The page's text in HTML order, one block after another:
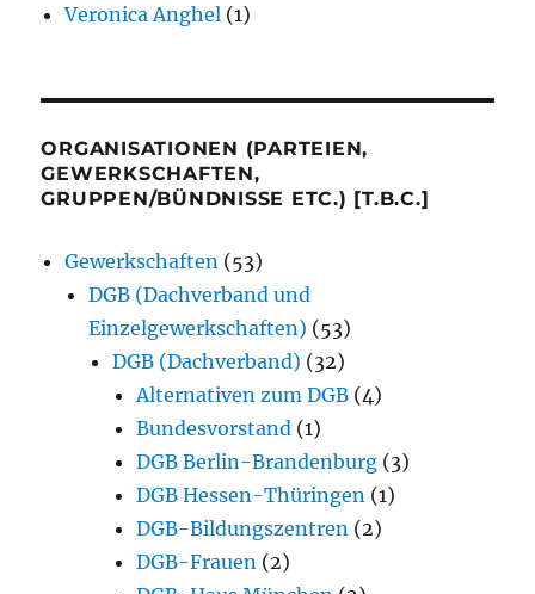
Veronica Anghel (1)
ORGANISATIONEN (PARTEIEN,
GEWERKSCHAFTEN,
GRUPPEN/BÜNDNISSE ETC.) [T.B.C.]
Gewerkschaften (53)
DGB (Dachverband und
Einzelgewerkschaften) (53)
DGB (Dachverband) (32)
Alternativen zum DGB (4)
Bundesvorstand (1)
DGB Berlin-Brandenburg (3)
DGB Hessen-Thüringen (1)
DGB-Bildungszentren (2)
DGB-Frauen (2)